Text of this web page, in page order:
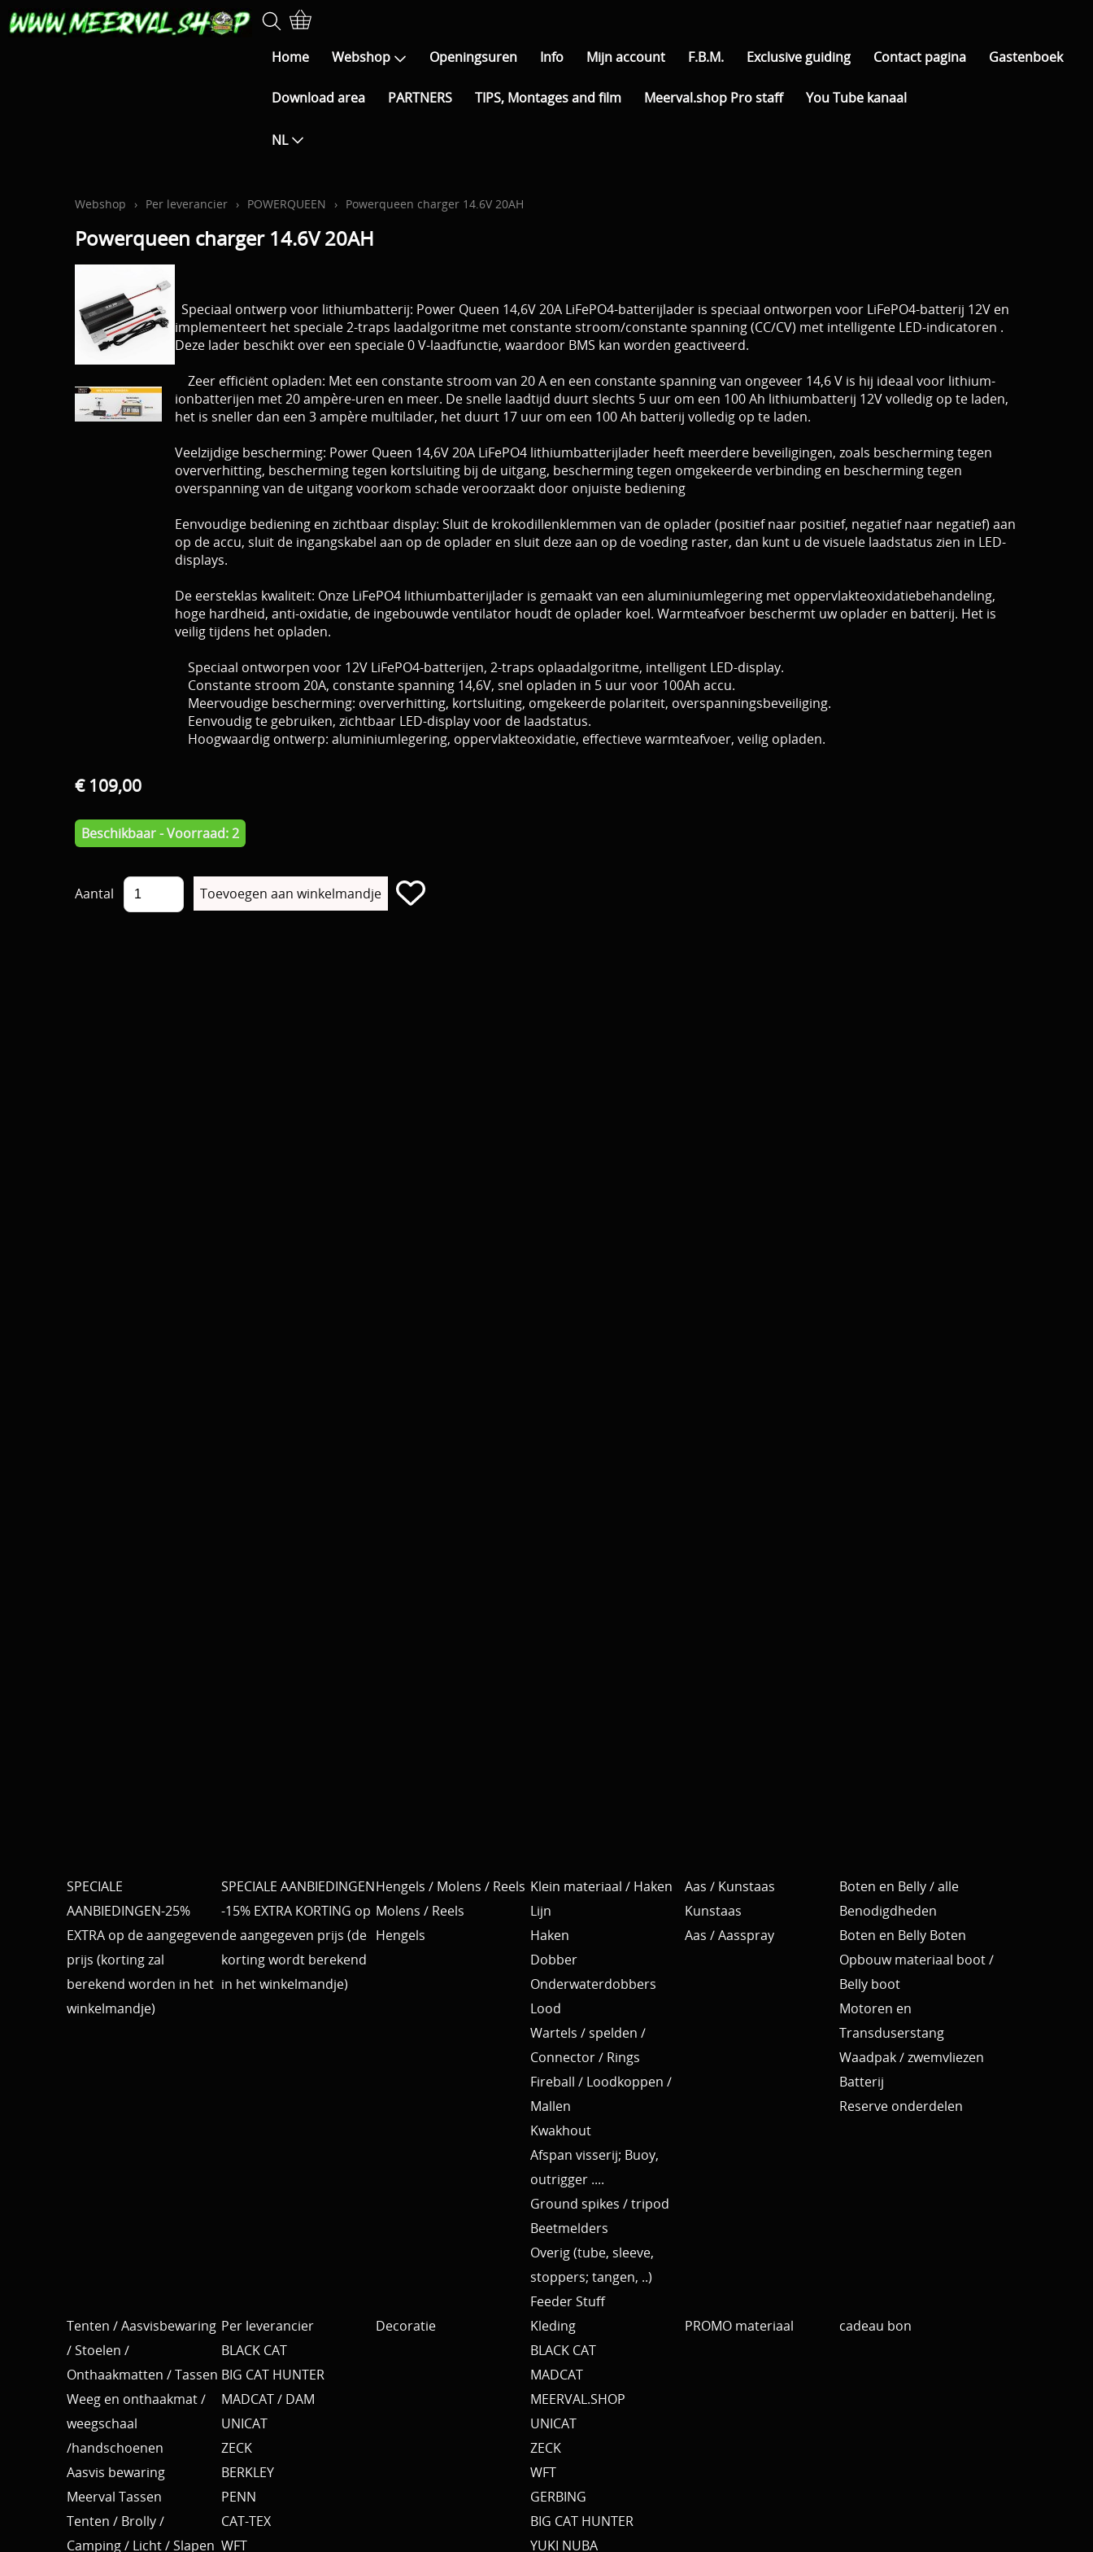
Home Webshop Openingsuren Info Mijn account F.B.M. Exclusive guiding Contact pagina Gastenboek
Download area PARTNERS TIPS, Montages and film Meerval.shop Pro staff You Tube kanaal
NL
Webshop › Per leverancier › POWERQUEEN › Powerqueen charger 14.6V 20AH
Powerqueen charger 14.6V 20AH
Speciaal ontwerp voor lithiumbatterij: Power Queen 14,6V 20A LiFePO4-batterijlader is speciaal ontworpen voor LiFePO4-batterij 12V en
implementeert het speciale 2-traps laadalgoritme met constante stroom/constante spanning (CC/CV) met intelligente LED-indicatoren .
Deze lader beschikt over een speciale 0 V-laadfunctie, waardoor BMS kan worden geactiveerd.
Zeer efficiënt opladen: Met een constante stroom van 20 A en een constante spanning van ongeveer 14,6 V is hij ideaal voor lithium-
ionbatterijen met 20 ampère-uren en meer. De snelle laadtijd duurt slechts 5 uur om een ​​100 Ah lithiumbatterij 12V volledig op te laden,
het is sneller dan een 3 ampère multilader, het duurt 17 uur om een ​​100 Ah batterij volledig op te laden.
Veelzijdige bescherming: Power Queen 14,6V 20A LiFePO4 lithiumbatterijlader heeft meerdere beveiligingen, zoals bescherming tegen
oververhitting, bescherming tegen kortsluiting bij de uitgang, bescherming tegen omgekeerde verbinding en bescherming tegen
overspanning van de uitgang voorkom schade veroorzaakt door onjuiste bediening
Eenvoudige bediening en zichtbaar display: Sluit de krokodillenklemmen van de oplader (positief naar positief, negatief naar negatief) aan
op de accu, sluit de ingangskabel aan op de oplader en sluit deze aan op de voeding raster, dan kunt u de visuele laadstatus zien in LED-
displays.
De eersteklas kwaliteit: Onze LiFePO4 lithiumbatterijlader is gemaakt van een aluminiumlegering met oppervlakteoxidatiebehandeling,
hoge hardheid, anti-oxidatie, de ingebouwde ventilator houdt de oplader koel. Warmteafvoer beschermt uw oplader en batterij. Het is
veilig tijdens het opladen.
Speciaal ontworpen voor 12V LiFePO4-batterijen, 2-traps oplaadalgoritme, intelligent LED-display.
Constante stroom 20A, constante spanning 14,6V, snel opladen in 5 uur voor 100Ah accu.
Meervoudige bescherming: oververhitting, kortsluiting, omgekeerde polariteit, overspanningsbeveiliging.
Eenvoudig te gebruiken, zichtbaar LED-display voor de laadstatus.
Hoogwaardig ontwerp: aluminiumlegering, oppervlakteoxidatie, effectieve warmteafvoer, veilig opladen.
€ 109,00
Beschikbaar - Voorraad: 2
Aantal
SPECIALE
AANBIEDINGEN-25%
EXTRA op de aangegeven
prijs (korting zal
berekend worden in het
winkelmandje)
SPECIALE AANBIEDINGEN
-15% EXTRA KORTING op
de aangegeven prijs (de
korting wordt berekend
in het winkelmandje)
Hengels / Molens / Reels
Molens / Reels
Hengels
Klein materiaal / Haken
Lijn
Haken
Dobber
Onderwaterdobbers
Lood
Wartels / spelden /
Connector / Rings
Fireball / Loodkoppen /
Mallen
Kwakhout
Afspan visserij; Buoy,
outrigger ....
Ground spikes / tripod
Beetmelders
Overig (tube, sleeve,
stoppers; tangen, ..)
Feeder Stuff
Aas / Kunstaas
Kunstaas
Aas / Aasspray
Boten en Belly / alle
Benodigdheden
Boten en Belly Boten
Opbouw materiaal boot /
Belly boot
Motoren en
Transduserstang
Waadpak / zwemvliezen
Batterij
Reserve onderdelen
Tenten / Aasvisbewaring
/ Stoelen /
Onthaakmatten / Tassen
Weeg en onthaakmat /
weegschaal
/handschoenen
Aasvis bewaring
Meerval Tassen
Tenten / Brolly /
Camping / Licht / Slapen
Per leverancier
BLACK CAT
BIG CAT HUNTER
MADCAT / DAM
UNICAT
ZECK
BERKLEY
PENN
CAT-TEX
WFT
Decoratie
Kleding
BLACK CAT
MADCAT
MEERVAL.SHOP
UNICAT
ZECK
WFT
GERBING
BIG CAT HUNTER
YUKI NUBA
PROMO materiaal cadeau bon